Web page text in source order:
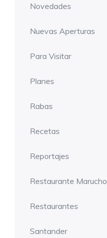
Novedades
Nuevas Aperturas
Para Visitar
Planes
Rabas
Recetas
Reportajes
Restaurante Marucho
Restaurantes
Santander